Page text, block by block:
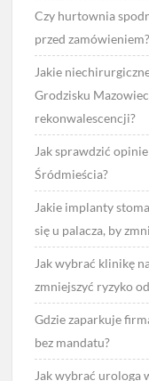
Czy hurtownia
przed zamówieniem?
Jakie
Grodzisku
rekonwalescencji?
Jak sprawdzić
Śródmieścia?
Jakie implanty
się u palacza, by
Jak wybrać klinikę
zmniejszyć ryzyko
Gdzie zaparkuje
bez mandatu?
Jak wybrać urologa